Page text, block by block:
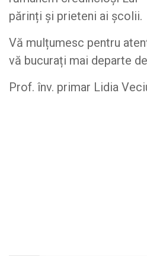
părinți și prieteni ai școlii.
Vă mulțumesc pentru
vă bucurați mai departe
Prof. înv. primar Lidia